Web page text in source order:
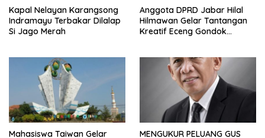
Kapal Nelayan Karangsong
Indramayu Terbakar Dilalap
Si Jago Merah
Anggota DPRD Jabar Hilal
Hilmawan Gelar Tantangan
Kreatif Eceng Gondok
Mahasiswa Taiwan Gelar
MENGUKUR PELUANG GUS